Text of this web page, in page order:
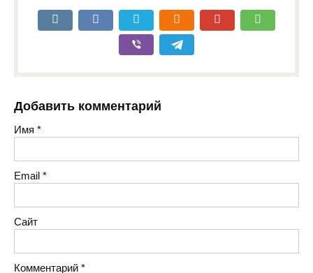
Добавить комментарий
Имя *
Email *
Сайт
Комментарий *